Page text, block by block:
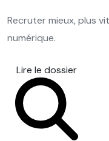
Recruter mieux, plus
numérique.
Lire le dossier